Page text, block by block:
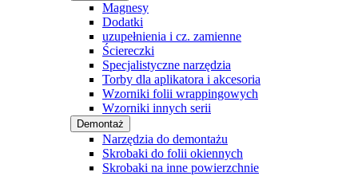
Magnesy
Dodatki
uzupełnienia i cz. zamienne
Ściereczki
Specjalistyczne narzędzia
Torby dla aplikatora i akcesoria
Wzorniki folii wrappingowych
Wzorniki innych serii
Demontaż
Narzędzia do demontażu
Skrobaki do folii okiennych
Skrobaki na inne powierzchnie